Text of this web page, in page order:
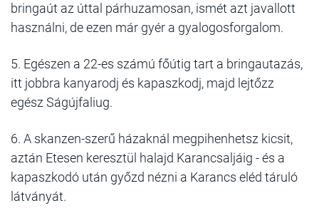
bringaút az úttal párhuzamosan, ismét azt javallott
használni, de ezen már gyér a gyalogosforgalom.
5. Egészen a 22-es számú főútig tart a bringautazás,
itt jobbra kanyarodj és kapaszkodj, majd lejtőzz
egész Ságújfaliug.
6. A skanzen-szerű házaknál megpihenhetsz kicsit,
aztán Etesen keresztül halajd Karancsaljáig - és a
kapaszkodó után győzd nézni a Karancs eléd táruló
látványát.